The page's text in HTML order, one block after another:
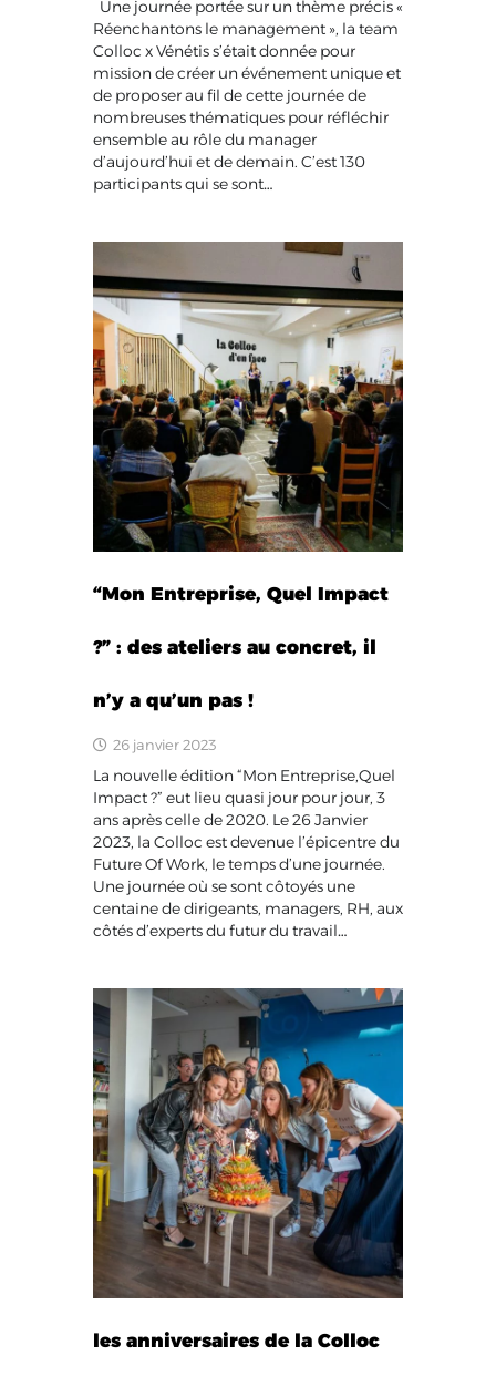
Une journée portée sur un thème précis «
Réenchantons le management », la team
Colloc x Vénétis s’était donnée pour
mission de créer un événement unique et
de proposer au fil de cette journée de
nombreuses thématiques pour réfléchir
ensemble au rôle du manager
d’aujourd’hui et de demain. C’est 130
participants qui se sont…
“Mon Entreprise, Quel Impact
?” : des ateliers au concret, il
n’y a qu’un pas !
26 janvier 2023
La nouvelle édition “Mon Entreprise,Quel
Impact ?” eut lieu quasi jour pour jour, 3
ans après celle de 2020. Le 26 Janvier
2023, la Colloc est devenue l’épicentre du
Future Of Work, le temps d’une journée.
Une journée où se sont côtoyés une
centaine de dirigeants, managers, RH, aux
côtés d’experts du futur du travail…
les anniversaires de la Colloc